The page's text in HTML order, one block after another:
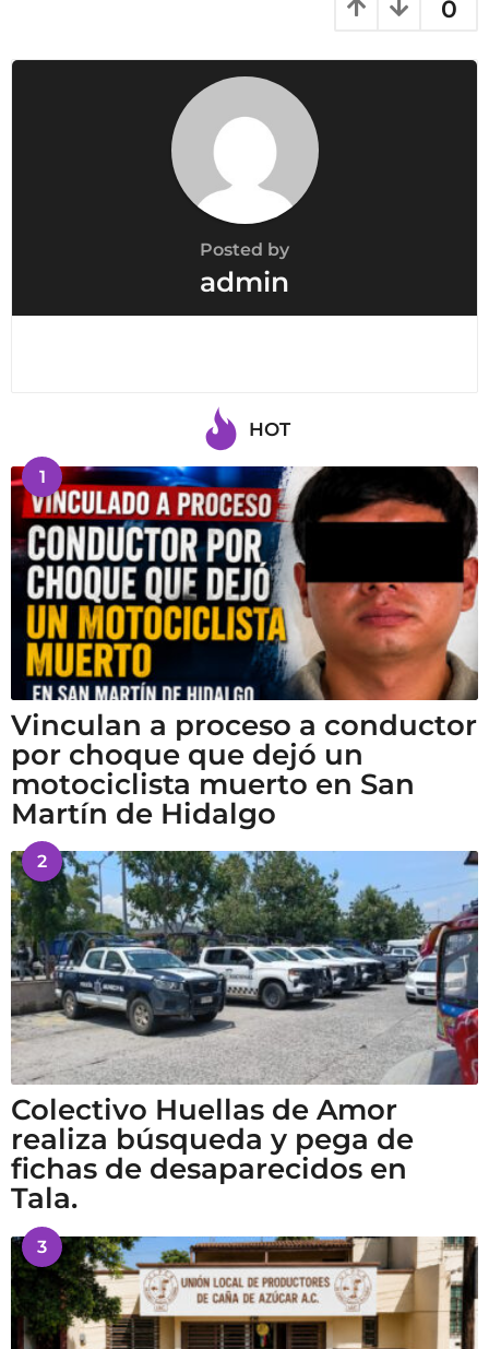
0
Posted by
admin
HOT
1
Vinculan a proceso a conductor
por choque que dejó un
motociclista muerto en San
Martín de Hidalgo
2
Colectivo Huellas de Amor
realiza búsqueda y pega de
fichas de desaparecidos en
Tala.
3